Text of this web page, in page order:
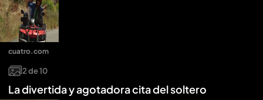
2de10
La divertida y agotadora cita del soltero
cuatro.com